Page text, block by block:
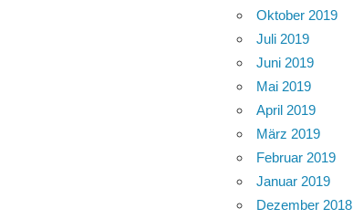
Oktober 2019
Juli 2019
Juni 2019
Mai 2019
April 2019
März 2019
Februar 2019
Januar 2019
Dezember 2018